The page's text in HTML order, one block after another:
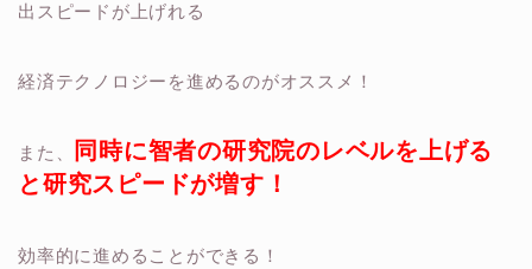
出スピードが上げれる
経済テクノロジーを進めるのがオススメ！
また、
同時に智者の研究院のレベルを上げる
と研究スピードが増す！
効率的に進めることができる！